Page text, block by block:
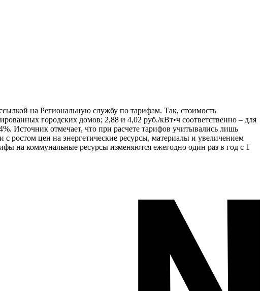
на Региональную службу по тарифам. Так, стоимость
городских домов; 2,88 и 4,02 руб./кВт•ч соответственно – для
Источник отмечает, что при расчете тарифов учитывались лишь
с ростом цен на энергетические ресурсы, материалы и увеличением
на коммунальные ресурсы изменяются ежегодно один раз в год с 1